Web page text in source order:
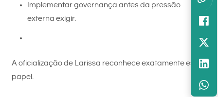
Implementar governança antes da pressão
externa exigir.
A oficialização de Larissa reconhece exatamente esse
papel.